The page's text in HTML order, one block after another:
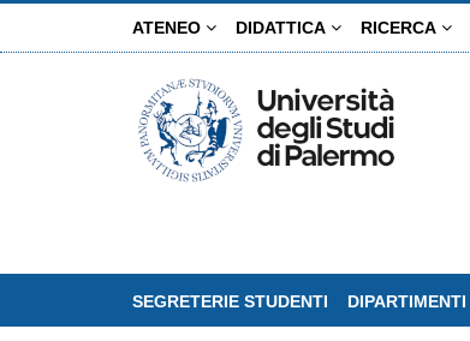
ATENEO DIDATTICA RICERCA
SEGRETERIE STUDENTI DIPARTIMENTI